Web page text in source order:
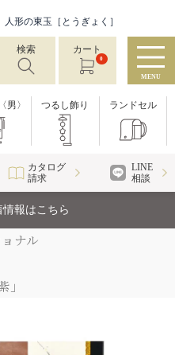
形の東玉［とうぎょく］
検索 カート
0
MENU
男〉 つるし飾り ランドセル
カタログ
請求
LINE
相談
報はこちら
ナル